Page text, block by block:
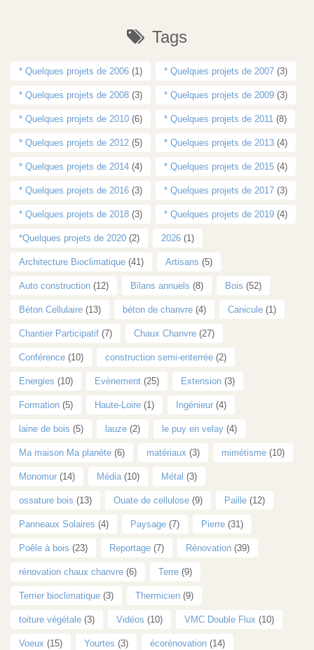
Tags
* Quelques projets de 2006 (1) * Quelques projets de 2007 (3)
* Quelques projets de 2008 (3) * Quelques projets de 2009 (3)
* Quelques projets de 2010 (6) * Quelques projets de 2011 (8)
* Quelques projets de 2012 (5) * Quelques projets de 2013 (4)
* Quelques projets de 2014 (4) * Quelques projets de 2015 (4)
* Quelques projets de 2016 (3) * Quelques projets de 2017 (3)
* Quelques projets de 2018 (3) * Quelques projets de 2019 (4)
*Quelques projets de 2020 (2) 2026 (1)
Architecture Bioclimatique (41) Artisans (5)
Auto construction (12) Bilans annuels (8) Bois (52)
Béton Cellulaire (13) béton de chanvre (4) Canicule (1)
Chantier Participatif (7) Chaux Chanvre (27)
Conférence (10) construction semi-enterrée (2)
Energies (10) Evènement (25) Extension (3)
Formation (5) Haute-Loire (1) Ingénieur (4)
laine de bois (5) lauze (2) le puy en velay (4)
Ma maison Ma planète (6) matériaux (3) mimétisme (10)
Monomur (14) Média(10) Métal (3)
ossature bois (13) Ouate de cellulose (9) Paille (12)
Panneaux Solaires (4) Paysage (7) Pierre (31)
Poêle à bois (23) Reportage (7) Rénovation (39)
rénovation chaux chanvre (6) Terre (9)
Terrier bioclimatique (3) Thermicien (9)
toiture végétale (3) Vidéos (10) VMC Double Flux (10)
Voeux (15) Yourtes (3) écorénovation (14)